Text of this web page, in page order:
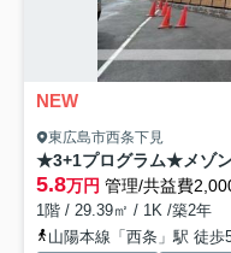
NEW
東広島市西条下見
★3+1プログラム★メゾ
5.8万円 管理/共益費
1階 / 29.39㎡ / 1K /築2年
山陽本線「西条」駅 徒歩